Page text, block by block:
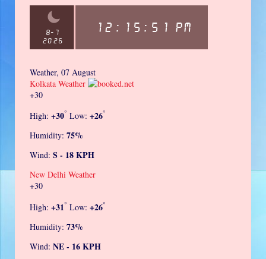
Weather, 07 August
Kolkata Weather
+30
High: +30° Low: +26°
Humidity: 75%
Wind: S - 18 KPH
New Delhi Weather
+30
High: +31° Low: +26°
Humidity: 73%
Wind: NE - 16 KPH